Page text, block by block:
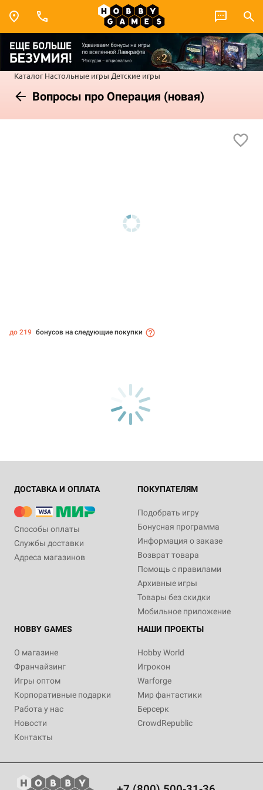
Каталог Настольные игры Детские игры
Вопросы про Операция (новая)
до 219 бонусов на следующие покупки
ДОСТАВКА И ОПЛАТА
Способы оплаты
Службы доставки
Адреса магазинов
ПОКУПАТЕЛЯМ
Подобрать игру
Бонусная программа
Информация о заказе
Возврат товара
Помощь с правилами
Архивные игры
Товары без скидки
Мобильное приложение
HOBBY GAMES
О магазине
Франчайзинг
Игры оптом
Корпоративные подарки
Работа у нас
Новости
Контакты
НАШИ ПРОЕКТЫ
Hobby World
Игрокон
Warforge
Мир фантастики
Берсерк
CrowdRepublic